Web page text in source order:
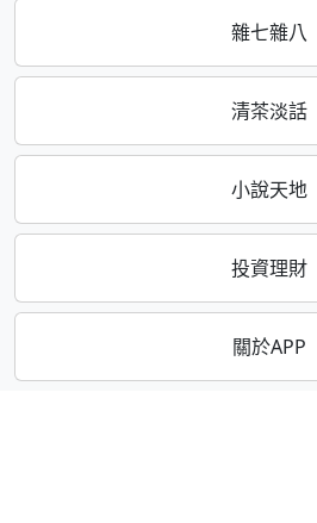
雜七雜八
清茶淡話
小說天地
投資理財
關於APP